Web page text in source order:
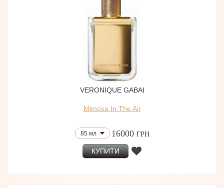
VERONIQUE GABAI
Mimosa In The Air
85 мл 16000 ГРН
КУПИТИ